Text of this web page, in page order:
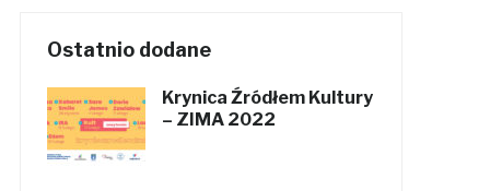
Ostatnio dodane
Krynica Źródłem Kultury
– ZIMA 2022